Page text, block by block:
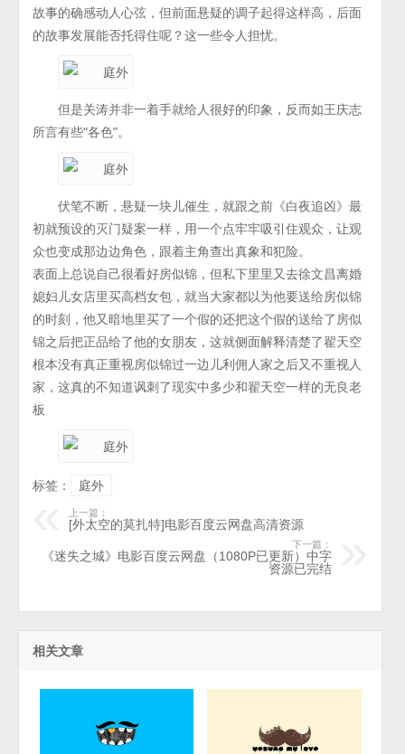
故事的确感动人心弦，但前面悬疑的调子起得这样高，后面
的故事发展能否托得住呢？这一些令人担忧。
但是关涛并非一着手就给人很好的印象，反而如王庆志
所言有些“各色”。
伏笔不断，悬疑一块儿催生，就跟之前《白夜追凶》最
初就预设的灭门疑案一样，用一个点牢牢吸引住观众，让观
众也变成那边边角色，跟着主角查出真象和犯险。
表面上总说自己很看好房似锦，但私下里里又去徐文昌离婚
媳妇儿女店里买高档女包，就当大家都以为他要送给房似锦
的时刻，他又暗地里买了一个假的还把这个假的送给了房似
锦之后把正品给了他的女朋友，这就侧面解释清楚了翟天空
根本没有真正重视房似锦过一边儿利佣人家之后又不重视人
家，这真的不知道讽刺了现实中多少和翟天空一样的无良老
板
标签： 庭外
上一篇：
[外太空的莫扎特]电影百度云网盘高清资源
下一篇：
《迷失之城》电影百度云网盘（1080P已更新）中字
资源已完结
相关文章